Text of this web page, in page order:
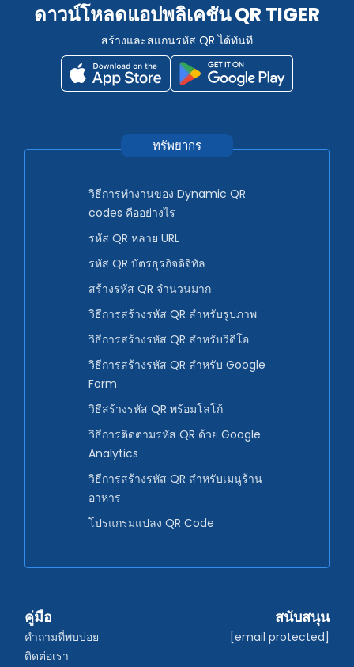
ดาวน์โหลดแอปพลิเคชัน QR TIGER
สร้างและสแกนรหัส QR ได้ทันที
ทรัพยากร
วิธีการทำงานของ Dynamic QR
codes คืออย่างไร
รหัส QR หลาย URL
รหัส QR บัตรธุรกิจดิจิทัล
สร้างรหัส QR จำนวนมาก
วิธีการสร้างรหัส QR สำหรับรูปภาพ
วิธีการสร้างรหัส QR สำหรับวิดีโอ
วิธีการสร้างรหัส QR สำหรับ Google
Form
วิธีสร้างรหัส QR พร้อมโลโก้
วิธีการติดตามรหัส QR ด้วย Google
Analytics
วิธีการสร้างรหัส QR สำหรับเมนูร้าน
อาหาร
โปรแกรมแปลง QR Code
คู่มือ
คำถามที่พบบ่อย
ติดต่อเรา
สนับสนุน
[email protected]